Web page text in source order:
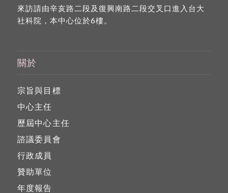
來訪請由辛亥路二段及復興南路二段交叉口進入台大
社科院，本中心位於6樓。
關於
宗旨與目標
中心主任
歷屆中心主任
諮議委員會
行政成員
贊助單位
年度報告